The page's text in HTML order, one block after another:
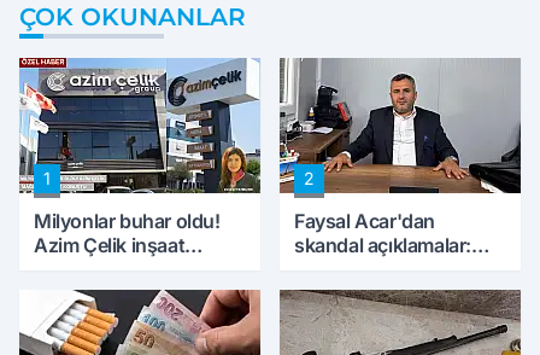
ÇOK OKUNANLAR
1
Milyonlar buhar oldu!
Azim Çelik inşaat
konuştu
2
Faysal Acar'dan
skandal açıklamalar:
peynircilerimizi de
kıskaca aldı, müdahale
ettik'